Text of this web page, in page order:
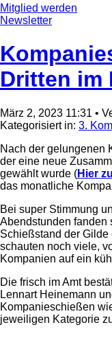
Mitglied werden
Newsletter
Dritten im
März 2, 2023 11:31 •
Kategorisiert in: 3.
Nach der gelungenen
der eine neue
gewählt wurde (Hier
das monatliche
Bei super Stimmung
Abendstunden fanden
Schießstand der Gilde
schauten noch viele,
Kompanien auf ein
Die frisch im Amt
Lennart Heinemann
Kompanieschießen
jeweiligen Kategorie